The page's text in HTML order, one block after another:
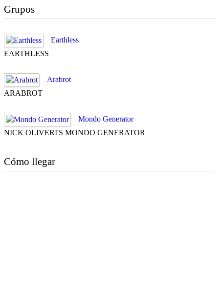
Grupos
Earthless
EARTHLESS
Arabrot
ARABROT
Mondo Generator
NICK OLIVERI'S MONDO GENERATOR
Cómo llegar